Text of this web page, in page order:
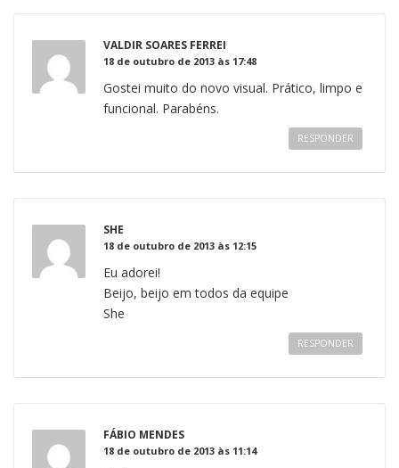
VALDIR SOARES FERREI
18 de outubro de 2013 às 17:48
Gostei muito do novo visual. Prático, limpo e
funcional. Parabéns.
RESPONDER
SHE
18 de outubro de 2013 às 12:15
Eu adorei!
Beijo, beijo em todos da equipe
She
RESPONDER
FÁBIO MENDES
18 de outubro de 2013 às 11:14